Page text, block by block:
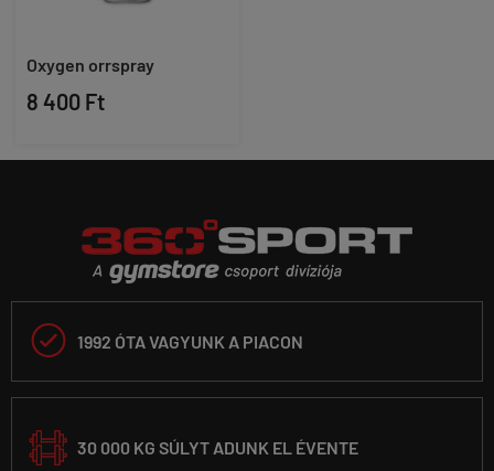
Oxygen orrspray
8 400 Ft
 1992 ÓTA VAGYUNK A PIACON
30 000 KG SÚLYT ADUNK EL ÉVENTE